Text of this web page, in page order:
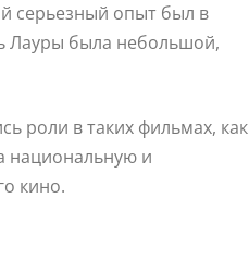
серьезный опыт был в
Лауры была небольшой,
роли в таких фильмах, как
национальную и
кино.